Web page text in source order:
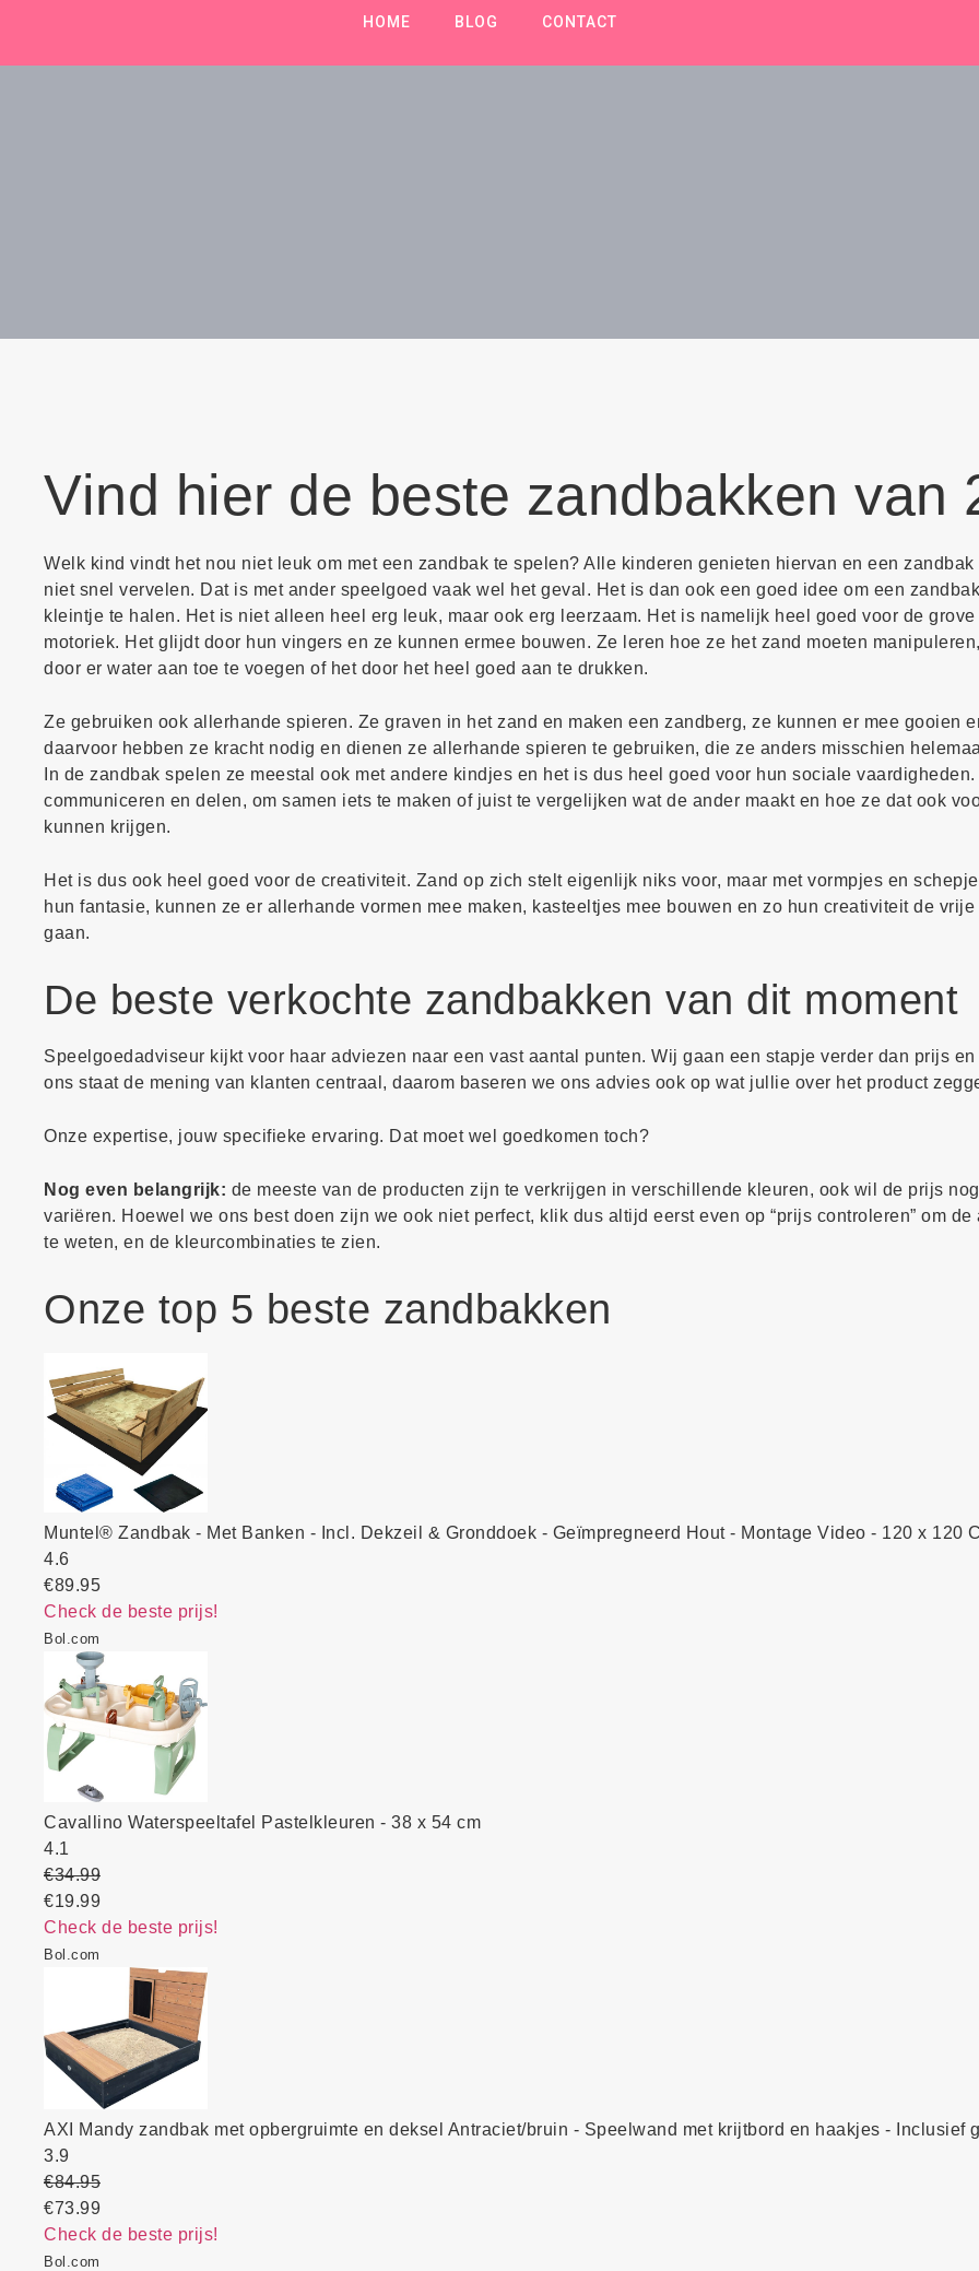
HOME BLOG CONTACT
Vind hier de beste zandbakken van
Welk kind vindt het nou niet leuk om met een zandbak te spelen? Alle kinderen genieten hiervan en een zandbak
niet snel vervelen. Dat is met ander speelgoed vaak wel het geval. Het is dan ook een goed idee om een
kleintje te halen. Het is niet alleen heel erg leuk, maar ook erg leerzaam. Het is namelijk heel goed voor de
motoriek. Het glijdt door hun vingers en ze kunnen ermee bouwen. Ze leren hoe ze het zand moeten
door er water aan toe te voegen of het door het heel goed aan te drukken.
Ze gebruiken ook allerhande spieren. Ze graven in het zand en maken een zandberg, ze kunnen er mee gooien
daarvoor hebben ze kracht nodig en dienen ze allerhande spieren te gebruiken, die ze anders misschien
In de zandbak spelen ze meestal ook met andere kindjes en het is dus heel goed voor hun sociale
communiceren en delen, om samen iets te maken of juist te vergelijken wat de ander maakt en hoe ze dat ook
kunnen krijgen.
Het is dus ook heel goed voor de creativiteit. Zand op zich stelt eigenlijk niks voor, maar met vormpjes en
hun fantasie, kunnen ze er allerhande vormen mee maken, kasteeltjes mee bouwen en zo hun creativiteit de
gaan.
De beste verkochte zandbakken van dit moment
Speelgoedadviseur kijkt voor haar adviezen naar een vast aantal punten. Wij gaan een stapje verder dan prijs
ons staat de mening van klanten centraal, daarom baseren we ons advies ook op wat jullie over het product
Onze expertise, jouw specifieke ervaring. Dat moet wel goedkomen toch?
Nog even belangrijk: de meeste van de producten zijn te verkrijgen in verschillende kleuren, ook wil de prijs
variëren. Hoewel we ons best doen zijn we ook niet perfect, klik dus altijd eerst even op “prijs controleren” om de
te weten, en de kleurcombinaties te zien.
Onze top 5 beste zandbakken
Muntel® Zandbak - Met Banken - Incl. Dekzeil & Gronddoek - Geïmpregneerd Hout - Montage Video - 120 x 120
4.6
€89.95
Check de beste prijs!
Bol.com
Cavallino Waterspeeltafel Pastelkleuren - 38 x 54 cm
4.1
€34.99
€19.99
Check de beste prijs!
Bol.com
AXI Mandy zandbak met opbergruimte en deksel Antraciet/bruin - Speelwand met krijtbord en haakjes - Inclusief
3.9
€84.95
€73.99
Check de beste prijs!
Bol.com